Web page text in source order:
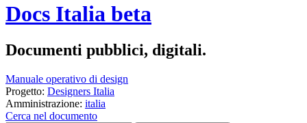
Docs Italia beta
Documenti pubblici, digitali.
Manuale operativo di design
Progetto: Designers Italia
Amministrazione: italia
Cerca nel documento